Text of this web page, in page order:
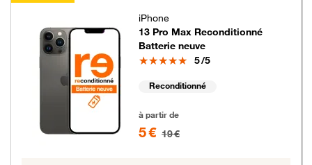
iPhone
13 Pro Max Reconditionné
Batterie neuve
Note
5/5
Reconditionné
à partir de
5 € 19 €